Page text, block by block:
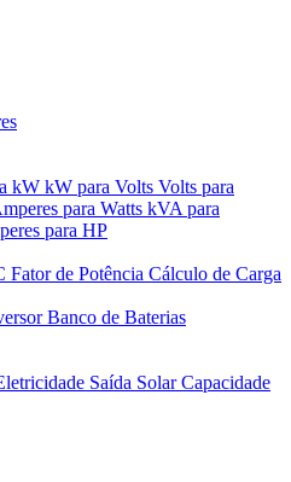
kW kW para Volts Volts para
para Watts kVA para
para HP
Fator de Potência Cálculo de Carga
Banco de Baterias
Saída SolarCapacidade